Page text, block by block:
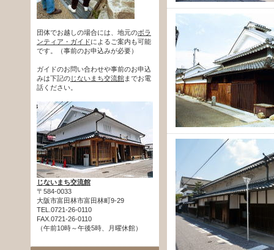
団体でお越しの場合には、地元のボラ
ンティア・ガイドによるご案内も可能
です。（事前のお申込みが必要）
ガイドのお問い合わせや事前のお申込
みは下記のじないまち交流館までお電
話ください。
じないまち交流館
〒584-0033
大阪市富田林市富田林町9-29
TEL.0721-26-0110
FAX.0721-26-0110
（午前10時～午後5時、月曜休館）